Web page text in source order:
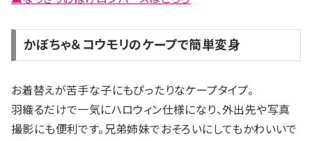
かぼちゃ＆コウモリのケープで簡単変身
お着替えが苦手な子にもぴったりなケープタイプ。
羽織るだけで一気にハロウィン仕様になり、外出先や写真
撮影にも便利です。兄弟姉妹でおそろいにしてもかわいいで